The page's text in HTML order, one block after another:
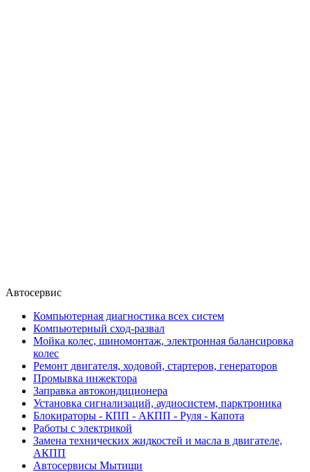
Автосервис
Компьютерная диагностика всех систем
Компьютерный сход-развал
Мойка колес, шиномонтаж, электронная балансировка
колес
Ремонт двигателя, ходовой, стартеров, генераторов
Промывка инжектора
Заправка автокондиционера
Установка сигнализаций, аудиосистем, парктроника
Блокираторы - КПП - АКПП - Руля - Капота
Работы с электрикой
Замена технических жидкостей и масла в двигателе,
АКПП
Автосервисы Мытищи